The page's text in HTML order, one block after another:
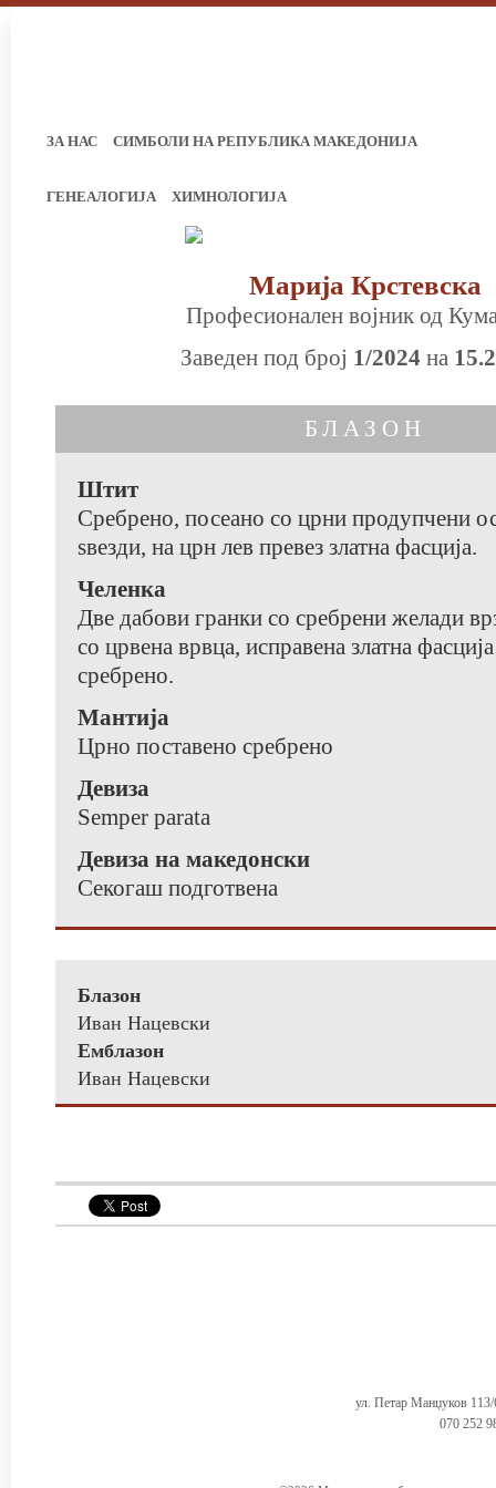
ЗА НАС СИМБОЛИ НА РЕПУБЛИКА МАКЕДОНИЈА
ГЕНЕАЛОГИЈА ХИМНОЛОГИЈА
Марија Крстевска
Професионален војник од
Заведен под број 1/2024 на
БЛАЗОН
Штит
Сребрено, посеано со црни продупчени
ѕвезди, на црн лев превез златна фасција.
Челенка
Две дабови гранки со сребрени желади
со црвена врвца, исправена златна
сребрено.
Мантија
Црно поставено сребрено
Девиза
Semper parata
Девиза на македонски
Секогаш подготвена
Блазон
Иван Нацевски
Емблазон
Иван Нацевски
ул. Петар Манџуков
070 252